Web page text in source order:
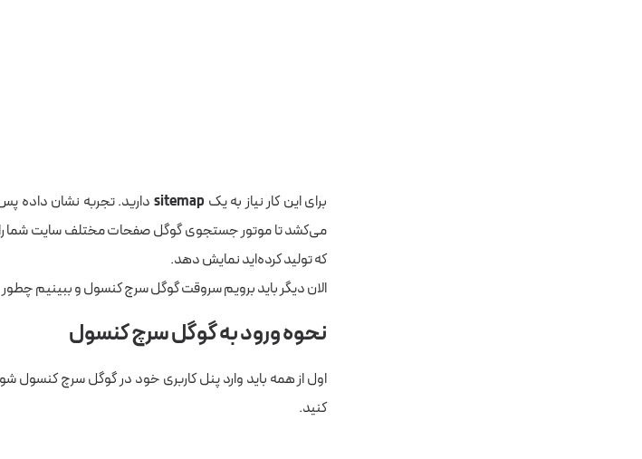
برای این کار نیاز به یک sitemap دارید. تجربه نشان داده
می‌کشد تا موتور جستجوی گوگل صفحات مختلف سایت شما را
که تولید کرده‌اید نمایش دهد.
الان دیگر باید برویم سروقت گوگل سرچ کنسول و ببینیم چطور
نحوه ورود به گوگل سرچ کنسول
اول از همه باید وارد پنل کاربری خود در گوگل سرچ کنسول
کنید.